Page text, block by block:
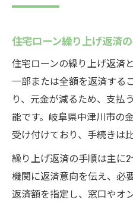
住宅ローン繰り上げ返済
住宅ローンの繰り上げ返済
一部または全額を返済する
り、元金が減るため、支払
能です。岐阜県中津川市の
受け付けており、手続きは
繰り上げ返済の手順は主に
機関に返済意向を伝え、必
返済額を指定し、窓口やオ